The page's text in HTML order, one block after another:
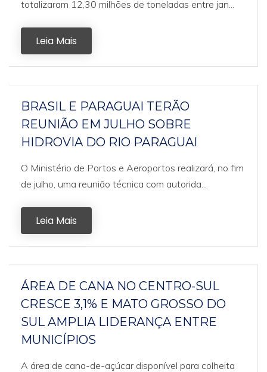
totalizaram 12,30 milhões de toneladas entre jan...
Leia Mais
BRASIL E PARAGUAI TERÃO
REUNIÃO EM JULHO SOBRE
HIDROVIA DO RIO PARAGUAI
O Ministério de Portos e Aeroportos realizará, no fim
de julho, uma reunião técnica com autorida...
Leia Mais
ÁREA DE CANA NO CENTRO-SUL
CRESCE 3,1% E MATO GROSSO DO
SUL AMPLIA LIDERANÇA ENTRE
MUNICÍPIOS
A área de cana-de-açúcar disponível para colheita